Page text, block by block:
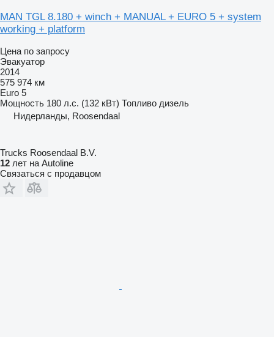
MAN TGL 8.180 + winch + MANUAL + EURO 5 + system
working + platform
Цена по запросу
Эвакуатор
2014
575 974 км
Euro 5
Мощность 180 л.с. (132 кВт) Топливо дизель
Нидерланды, Roosendaal
Trucks Roosendaal B.V.
12 лет на Autoline
Связаться с продавцом